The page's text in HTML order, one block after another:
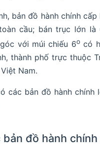
bản đồ hành chính
cầu; bán trục lớn
với múi chiếu 6ocó
thành phố trực thuộc
Nam.
các bản đồ hành
đồ hành chính